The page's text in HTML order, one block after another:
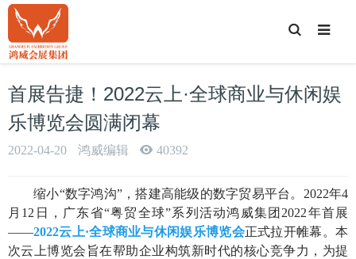
T
o
g
e
S
e
首展告捷！2022云上·全球商业与休闲娱
乐博览会圆满闭幕
2022-04-20 鸿威编辑 40392
缩小“数字鸿沟”，搭建高能级的数字贸易平台。2022年4
月12日，广东省“粤贸全球”系列活动鸿威集团2022年首展
——2022云上·全球商业与休闲娱乐博览会正式拉开帷幕。本
次云上博览会旨在帮助企业构筑新时代的核心竞争力，为提